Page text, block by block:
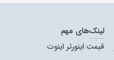
لینک‌های مهم
قیمت اینورتر اینوت